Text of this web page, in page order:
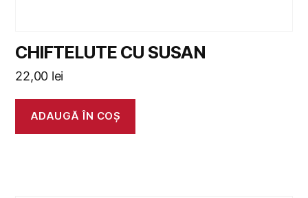
CHIFTELUTE CU SUSAN
22,00 lei
ADAUGĂ ÎN COȘ